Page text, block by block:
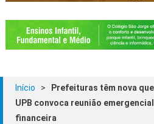
Início >
Prefeituras têm nova
UPB convoca reunião
financeira